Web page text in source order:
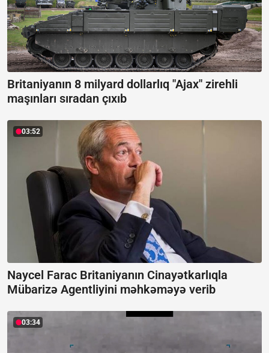
Britaniyanın 8 milyard dollarlıq "Ajax" zirehli
maşınları sıradan çıxıb
03:52
Naycel Farac Britaniyanın Cinayətkarlıqla
Mübarizə Agentliyini məhkəməyə verib
03:34